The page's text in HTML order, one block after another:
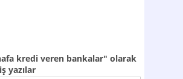
kredi veren bankalar" olarak
yazılar